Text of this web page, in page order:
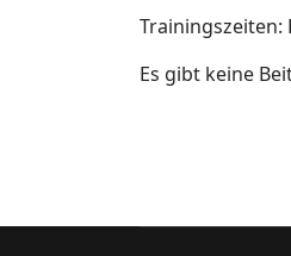
Trainingszeiten:
Es gibt keine